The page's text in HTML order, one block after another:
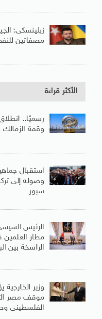
زيلينسكى:
مصفاتين
الأكثر قراءة
وقمة الزمالك
استقبال
وصوله إلى
سبور
الرئيس
مطار العلمين
الراسخة بين
وزير
موقف مصر
الفلسطينى